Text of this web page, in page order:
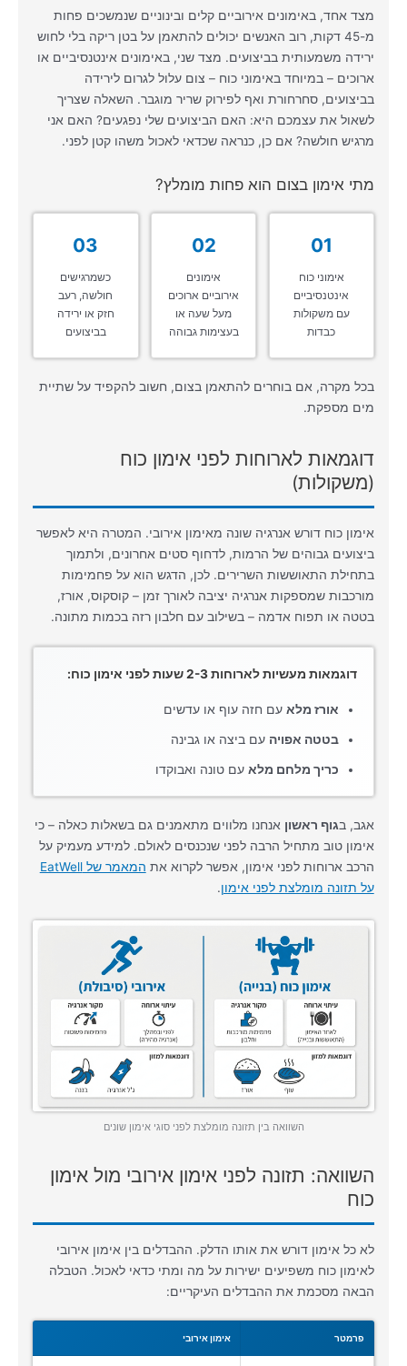
מצד אחד, באימונים אירוביים קלים ובינוניים שנמשכים פחות
מ-45 דקות, רוב האנשים יכולים להתאמן על בטן ריקה בלי לחוש
ירידה משמעותית בביצועים. מצד שני, באימונים אינטנסיביים או
ארוכים – במיוחד באימוני כוח – צום עלול לגרום לירידה
בביצועים, סחרחורת ואף לפירוק שריר מוגבר. השאלה שצריך
לשאול את עצמכם היא: האם הביצועים שלי נפגעים? האם אני
מרגיש חולשה? אם כן, כנראה שכדאי לאכול משהו קטן לפני.
מתי אימון בצום הוא פחות מומלץ?
01
אימוני כוח
אינטנסיביים
עם משקולות
כבדות
02
אימונים
אירוביים ארוכים
מעל שעה או
בעצימות גבוהה
03
כשמרגישים
חולשה, רעב
חזק או ירידה
בביצועים
בכל מקרה, אם בוחרים להתאמן בצום, חשוב להקפיד על שתיית
מים מספקת.
דוגמאות לארוחות לפני אימון כוח
(משקולות)
אימון כוח דורש אנרגיה שונה מאימון אירובי. המטרה היא לאפשר
ביצועים גבוהים של הרמות, לדחוף סטים אחרונים, ולתמוך
בתחילת התאוששות השרירים. לכן, הדגש הוא על פחמימות
מורכבות שמספקות אנרגיה יציבה לאורך זמן – קוסקוס, אורז,
בטטה או תפוח אדמה – בשילוב עם חלבון רזה בכמות מתונה.
דוגמאות מעשיות לארוחות 2-3 שעות לפני אימון כוח:
אורז מלא עם חזה עוף או עדשים
בטטה אפויה עם ביצה או גבינה
כריך מלחם מלא עם טונה ואבוקדו
אגב, בגוף ראשון אנחנו מלווים מתאמנים גם בשאלות כאלה – כי
אימון טוב מתחיל הרבה לפני שנכנסים לאולם. למידע מעמיק על
הרכב ארוחות לפני אימון, אפשר לקרוא את
המאמר של EatWell
על תזונה מומלצת לפני אימון.
השוואה בין תזונה מומלצת לפני סוגי אימון שונים
השוואה: תזונה לפני אימון אירובי מול אימון
כוח
לא כל אימון דורש את אותו הדלק. ההבדלים בין אימון אירובי
לאימון כוח משפיעים ישירות על מה ומתי כדאי לאכול. הטבלה
הבאה מסכמת את ההבדלים העיקריים:
פרמטר אימון אירובי